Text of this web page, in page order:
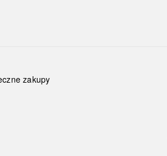
zakupy